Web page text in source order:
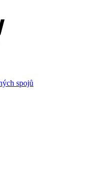
spojů